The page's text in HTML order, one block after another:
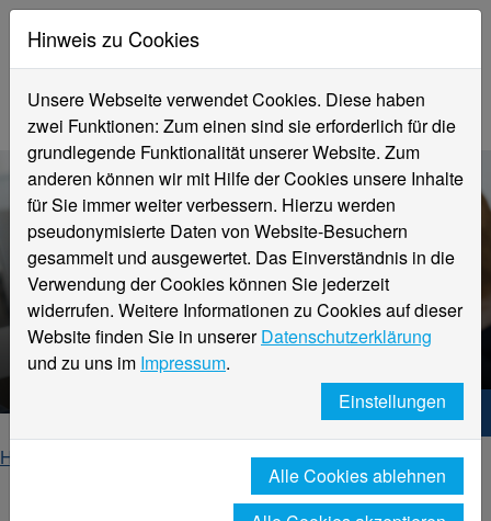
Fachbereich
Wirtschaftsingenieurwesen
Aktuelles
Hochschule Niederrhein. Dein Weg.
Home
Fachbereich Wirtschaftsingenieurwesen
news-detailansicht
Hinweis zu Cookies
Unsere Webseite verwendet Cookies. Diese haben
zwei Funktionen: Zum einen sind sie erforderlich für die
grundlegende Funktionalität unserer Website. Zum
anderen können wir mit Hilfe der Cookies unsere Inhalte
für Sie immer weiter verbessern. Hierzu werden
pseudonymisierte Daten von Website-Besuchern
gesammelt und ausgewertet. Das Einverständnis in die
Verwendung der Cookies können Sie jederzeit
widerrufen. Weitere Informationen zu Cookies auf dieser
Website finden Sie in unsererDatenschutzerklärung
und zu uns im Impressum.
Einstellungen
Alle Cookies ablehnen